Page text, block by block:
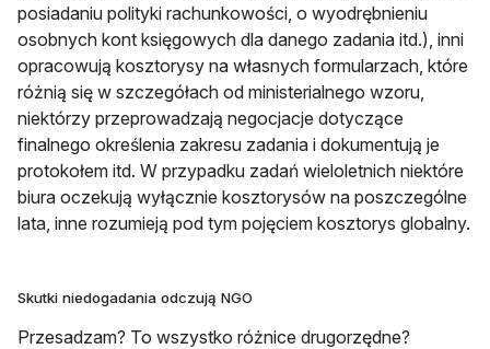
posiadaniu polityki rachunkowości, o wyodrębnieniu
osobnych kont księgowych dla danego zadania itd.), inni
opracowują kosztorysy na własnych formularzach, które
różnią się w szczegółach od ministerialnego wzoru,
niektórzy przeprowadzają negocjacje dotyczące
finalnego określenia zakresu zadania i dokumentują je
protokołem itd. W przypadku zadań wieloletnich niektóre
biura oczekują wyłącznie kosztorysów na poszczególne
lata, inne rozumieją pod tym pojęciem kosztorys globalny.
Skutki niedogadania odczują NGO
Przesadzam? To wszystko różnice drugorzędne?